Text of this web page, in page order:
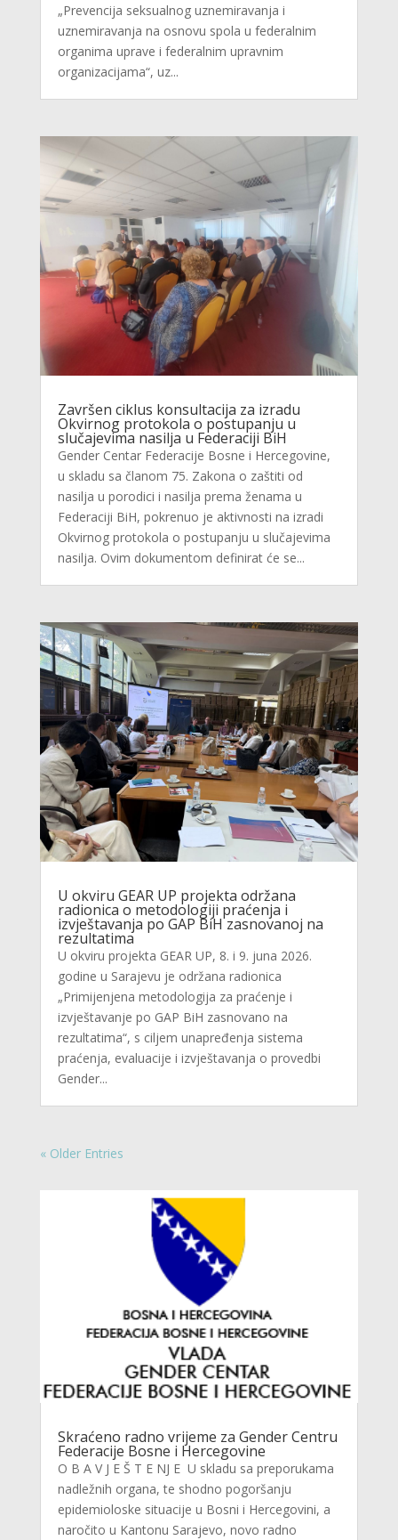
„Prevencija seksualnog uznemiravanja i
uznemiravanja na osnovu spola u federalnim
organima uprave i federalnim upravnim
organizacijama“, uz...
Završen ciklus konsultacija za izradu
Okvirnog protokola o postupanju u
slučajevima nasilja u Federaciji BiH
Gender Centar Federacije Bosne i Hercegovine,
u skladu sa članom 75. Zakona o zaštiti od
nasilja u porodici i nasilja prema ženama u
Federaciji BiH, pokrenuo je aktivnosti na izradi
Okvirnog protokola o postupanju u slučajevima
nasilja. Ovim dokumentom definirat će se...
U okviru GEAR UP projekta održana
radionica o metodologiji praćenja i
izvještavanja po GAP BiH zasnovanoj na
rezultatima
U okviru projekta GEAR UP, 8. i 9. juna 2026.
godine u Sarajevu je održana radionica
„Primijenjena metodologija za praćenje i
izvještavanje po GAP BiH zasnovano na
rezultatima“, s ciljem unapređenja sistema
praćenja, evaluacije i izvještavanja o provedbi
Gender...
« Older Entries
Skraćeno radno vrijeme za Gender Centru
Federacije Bosne i Hercegovine
O B A V J E Š T E NJ E U skladu sa preporukama
nadležnih organa, te shodno pogoršanju
epidemioloske situacije u Bosni i Hercegovini, a
naročito u Kantonu Sarajevo, novo radno